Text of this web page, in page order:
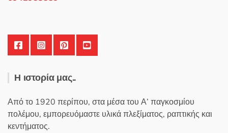
Η ιστορία μας..
Από το 1920 περίπου, στα μέσα του Α’ παγκοσμίου
πολέμου, εμπορευόμαστε υλικά πλεξίματος, ραπτικής και
κεντήματος.